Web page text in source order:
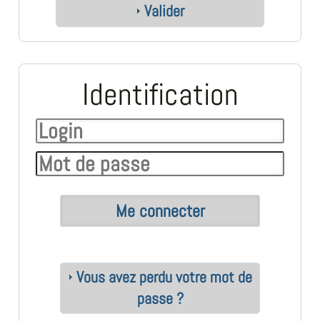
Valider
Identification
Vous avez perdu votre mot de
passe ?